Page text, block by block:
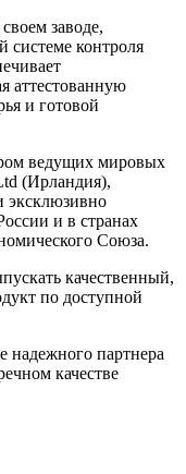
заводе,
контроля
аттестованную
и готовой
ведущих мировых
(Ирландия),
эксклюзивно
и в странах
Союза.
качественный,
по доступной
партнера
качестве